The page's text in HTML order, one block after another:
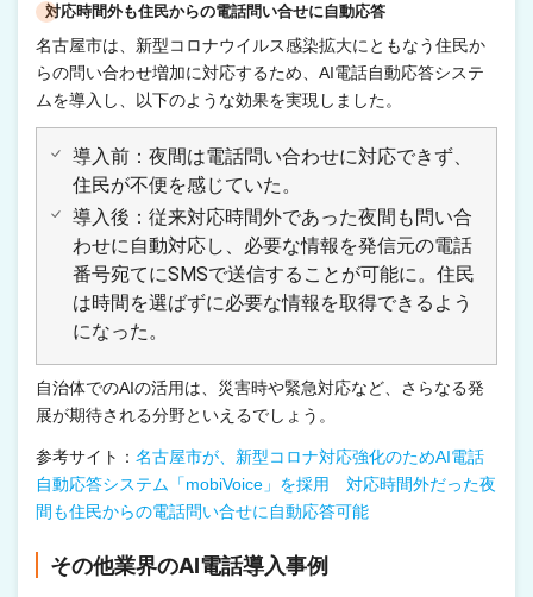
対応時間外も住民からの電話問い合せに自動応答
名古屋市は、新型コロナウイルス感染拡大にともなう住民か
らの問い合わせ増加に対応するため、AI電話自動応答システ
ムを導入し、以下のような効果を実現しました。
導入前：夜間は電話問い合わせに対応できず、
住民が不便を感じていた。
導入後：従来対応時間外であった夜間も問い合
わせに自動対応し、必要な情報を発信元の電話
番号宛てにSMSで送信することが可能に。住民
は時間を選ばずに必要な情報を取得できるよう
になった。
自治体でのAIの活用は、災害時や緊急対応など、さらなる発
展が期待される分野といえるでしょう。
参考サイト： 名古屋市が、新型コロナ対応強化のためAI電話
自動応答システム「mobiVoice」を採用 対応時間外だった夜
間も住民からの電話問い合せに自動応答可能
その他業界のAI電話導入事例